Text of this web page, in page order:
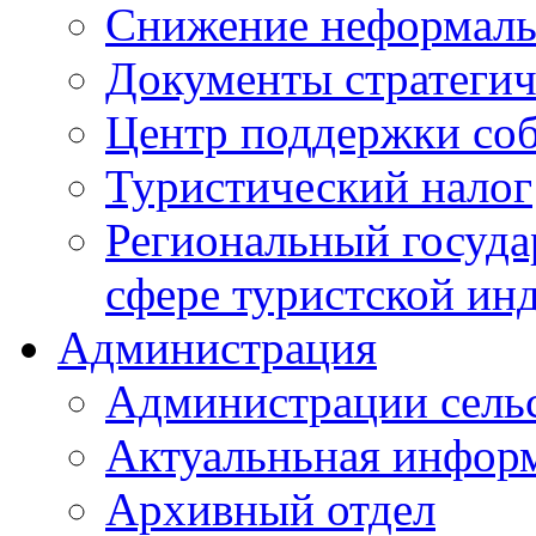
Снижение
Документы
Центр поддержки
Туристический налог
Региональный
сфере туристской
Администрация
Администрации
Актуальньная
Архивный отдел